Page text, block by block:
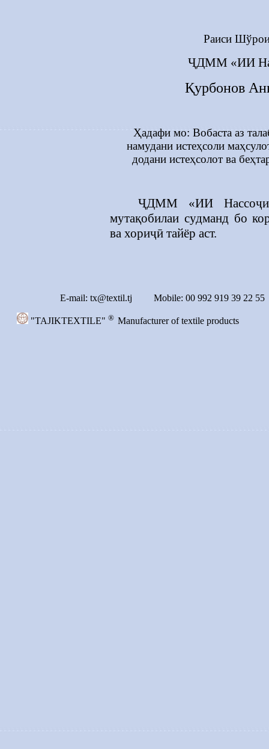
Раиси
ҶДММ «ИИ
Қурбонов
Ҳадафи мо: Вобаста аз
намудани истеҳсоли
додани истеҳсолот ва
ҶДММ «ИИ
мутақобилаи судманд бо
ва хориҷӣ тайёр аст.
E-mail: tx@textil.tj Mobile: 00 992 919 39 22 55
"TAJIKTEXTILE" ® Manufacturer of textile products